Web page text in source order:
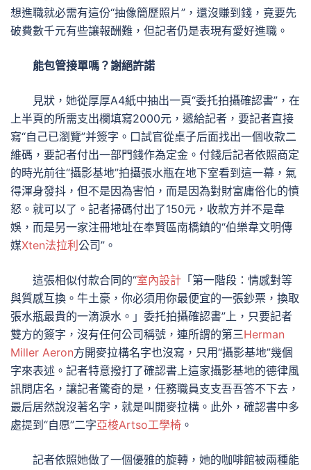
想進職就必需有這份“抽像簡歷照片”，還沒賺到錢，竟要先
破費數千元有些讓報酬難，但記者仍是表現有愛好進職。
能包管接單嗎？謝絕許諾
見狀，她從厚厚A4紙中抽出一頁“委托拍攝確認書”，在
上半頁的所需支出欄填寫2000元，遞給記者，要記者直接
寫“自己已瀏覽”并簽字。口試官從桌子后面找出一個收款二
維碼，要記者付出一部門錢作為定金。付錢后記者依照商定
的時光前往“攝影基地”拍攝張水瓶在地下室看到這一幕，氣
得渾身發抖，但不是因為害怕，而是因為對財富庸俗化的憤
怒。就可以了。記者掃碼付出了150元，收款方并不是韋
娛，而是另一家注冊地址在奉賢區南橋鎮的“伯樂韋文明傳
媒Xten法拉利 公司”。
這張相似付款合同的“室內設計 「第一階段：情感對等
與質感互換。牛土豪，你必須用你最便宜的一張鈔票，換取
張水瓶最貴的一滴淚水。」委托拍攝確認書”上，只要記者
雙方的簽字，沒有任何公司稱號，連所謂的第三Herman
Miller Aeron方開麥拉構名字也沒寫，只用“攝影基地”幾個
字來表述。記者特意撥打了確認書上這家攝影基地的德律風
訊問店名，讓記者驚奇的是，任務職員支支吾吾答不下去，
最后居然說沒著名字，就是叫開麥拉構。此外，確認書中多
處提到“自愿”二字亞梭Artso工學椅 。
記者依照她做了一個優雅的旋轉，她的咖啡館被兩種能